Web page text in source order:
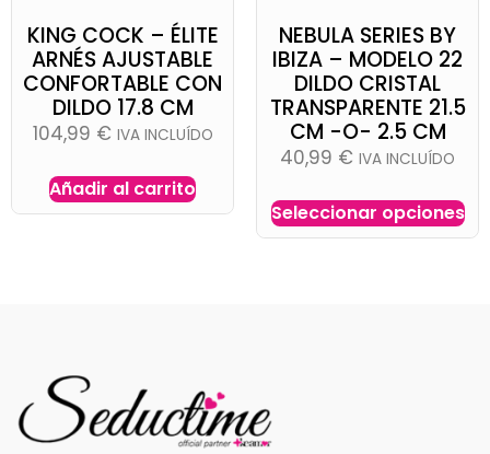
KING COCK – ÉLITE
ARNÉS AJUSTABLE
CONFORTABLE CON
DILDO 17.8 CM
104,99 € IVA INCLUÍDO
Añadir al carrito
NEBULA SERIES BY
IBIZA – MODELO 22
DILDO CRISTAL
TRANSPARENTE 21.5
CM -O- 2.5 CM
40,99 € IVA INCLUÍDO
Seleccionar opciones